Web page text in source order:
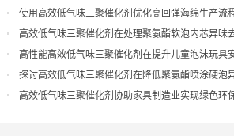
量
使用高效低气味三聚催化剂优化高回弹海绵生产流
高效低气味三聚催化剂在处理聚氨酯软泡内芯异味
导
高性能高效低气味三聚催化剂在提升儿童泡沫玩具
探讨高效低气味三聚催化剂在降低聚氨酯喷涂硬泡
果
高效低气味三聚催化剂协助家具制造业实现绿色环